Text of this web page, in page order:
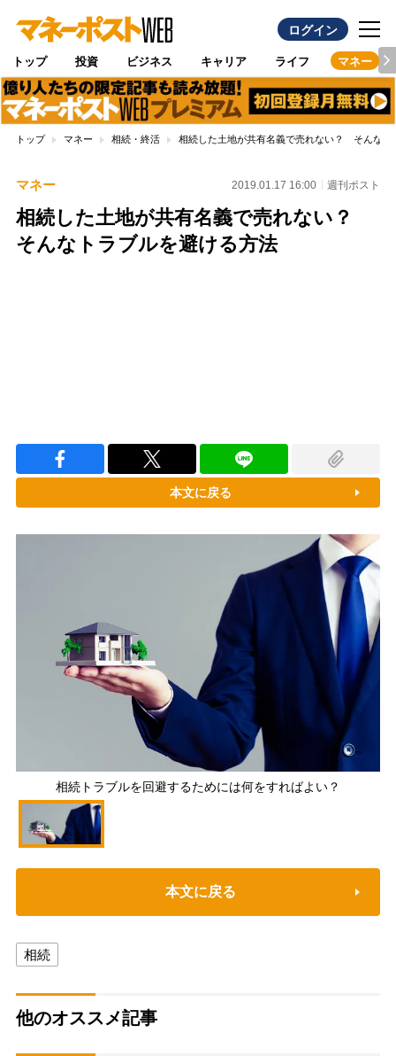
ログイン
トップ 投資 ビジネス キャリア ライフ マネー
トップ マネー 相続・終活 相続した土地が共有名義で売れない？ そんなト
マネー 2019.01.17 16:00 週刊ポスト
相続した土地が共有名義で売れない？
そんなトラブルを避ける方法
本文に戻る
相続トラブルを回避するためには何をすればよい？
本文に戻る
相続
他のオススメ記事